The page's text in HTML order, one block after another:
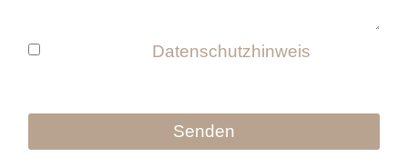
Datenschutzhinweis
Senden